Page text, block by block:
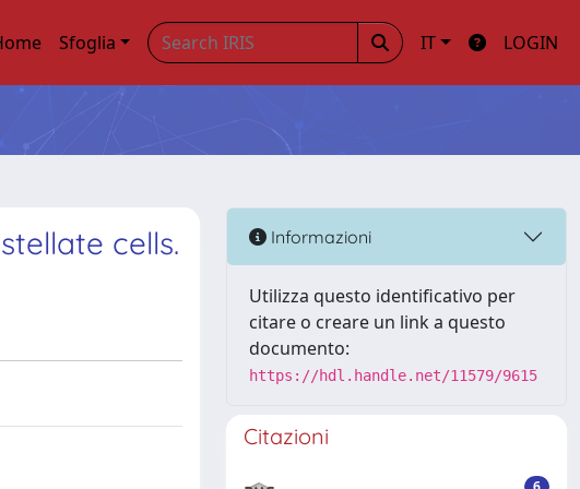
Sfoglia IT LOGIN
cells. Informazioni
Utilizza questo identificativo per
citare o creare un link a questo
documento:
https://hdl.handle.net/11579/9615
Citazioni